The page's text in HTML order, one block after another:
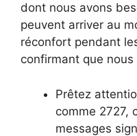
dont nous avons
peuvent arriver au
réconfort pendant
confirmant que
Prêtez
comme 2727,
messages